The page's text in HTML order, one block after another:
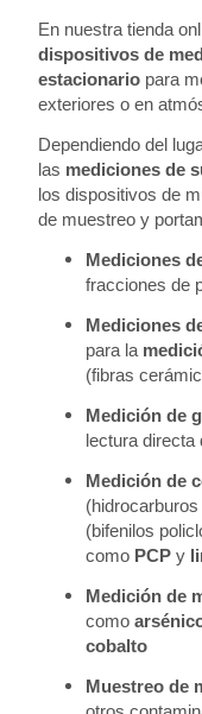
En nuestra tienda
dispositivos de
estacionario para
exteriores o en
Dependiendo del
las mediciones de
los dispositivos de
de muestreo y
Mediciones
fracciones de
Mediciones
para la
(fibras
Medición de
lectura directa
Medición de
(bifenilos
como PCP y
Medición de
como
cobalto
Muestreo de